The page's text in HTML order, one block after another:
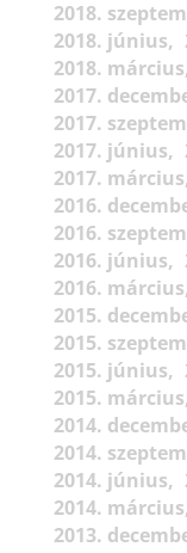
2018.
2018. június
2018. március
2017.
2017.
2017. június
2017. március
2016.
2016.
2016. június
2016. március
2015.
2015.
2015. június
2015. március
2014.
2014.
2014. június
2014. március
2013.